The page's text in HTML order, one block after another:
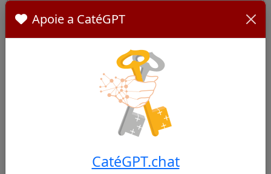
episcopado é marcado pela atenção às questões
sociais e à justiça, sem adotar posições radicais.
Rede e peso dentro do colégio cardinalício
Como presidente da SACBC e da IMBISA, Brislin
estabeleceu fortes laços com os bispos da África
Austral. Sua recente elevação ao cardinalato e sua
nomeação para Joanesburgo reforçam sua
principalmente regional, e ele precisaria contar
Apoie a CatéGPT
CatéGPT.chat